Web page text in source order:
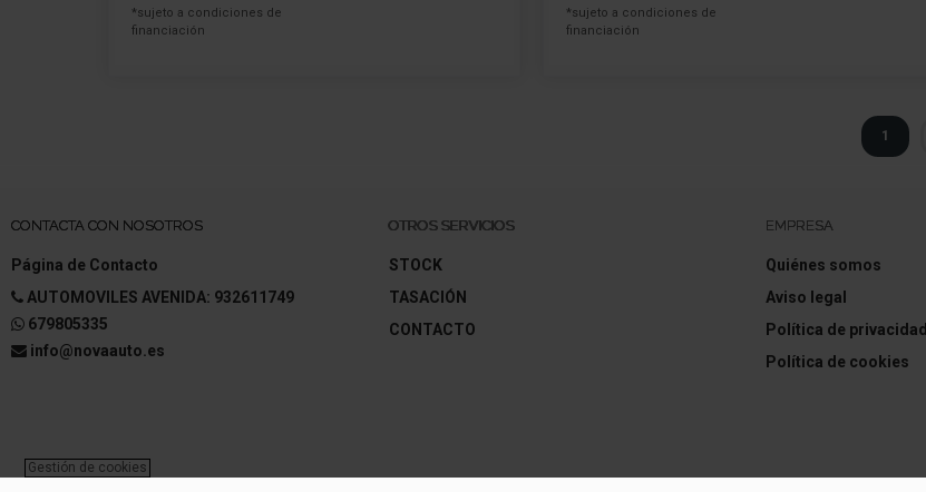
*sujeto a condiciones de
financiación
*sujeto a condiciones de
financiación
1
CONTACTA CON NOSOTROS
Página de Contacto
AUTOMOVILES AVENIDA: 932611749
679805335
info@novaauto.es
OTROS SERVICIOS
STOCK
TASACIÓN
CONTACTO
EMPRESA
Quiénes somos
Aviso legal
Política de privacidad
Política de cookies
Gestión de cookies